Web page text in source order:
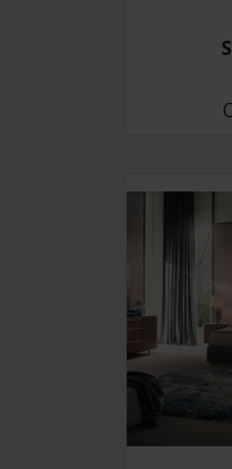
Partnerzy mogą
korzystania z ich usług.